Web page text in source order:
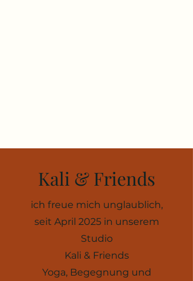
Kali & Friends
ich freue mich unglaublich,
seit April 2025 in unserem
Studio
Kali & Friends
Yoga, Begegnung und